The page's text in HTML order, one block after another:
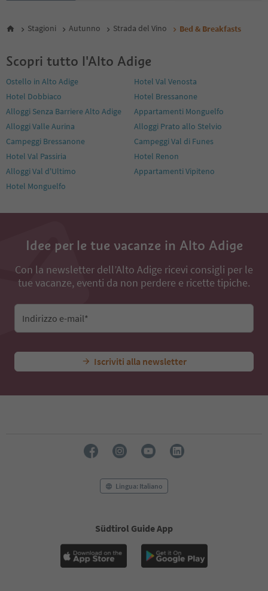
Stagioni Autunno Strada del Vino Bed & Breakfasts
Scopri tutto l'Alto Adige
Ostello in Alto Adige
Hotel Val Venosta
Hotel Dobbiaco
Hotel Bressanone
Alloggi Senza Barriere Alto Adige
Appartamenti Monguelfo
Alloggi Valle Aurina
Alloggi Prato allo Stelvio
Campeggi Bressanone
Campeggi Val di Funes
Hotel Val Passiria
Hotel Renon
Alloggi Val d'Ultimo
Appartamenti Vipiteno
Hotel Monguelfo
Idee per le tue vacanze in Alto Adige
Con la newsletter dell’Alto Adige ricevi consigli per le
tue vacanze, eventi da non perdere e ricette tipiche.
Indirizzo e-mail*
Iscriviti alla newsletter
Lingua: Italiano
Südtirol Guide App